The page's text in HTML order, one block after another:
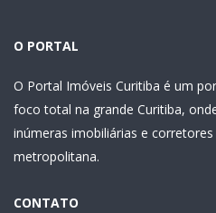
O PORTAL
O Portal Imóveis Curitiba é um
foco total na grande Curitiba,
inúmeras imobiliárias e
metropolitana.
CONTATO